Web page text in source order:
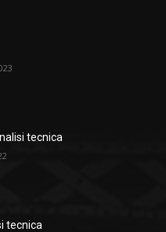
tecnica
tecnica